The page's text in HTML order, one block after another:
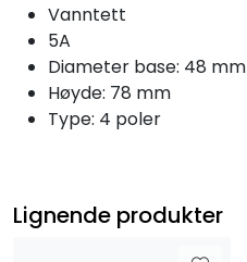
Vanntett
5A
Diameter base: 48 mm
Høyde: 78 mm
Type: 4 poler
Lignende produkter